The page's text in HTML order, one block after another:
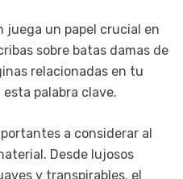
juega un papel crucial en
sobre batas damas de
relacionadas en tu
palabra clave.
a considerar al
Desde lujosos
y transpirables, el